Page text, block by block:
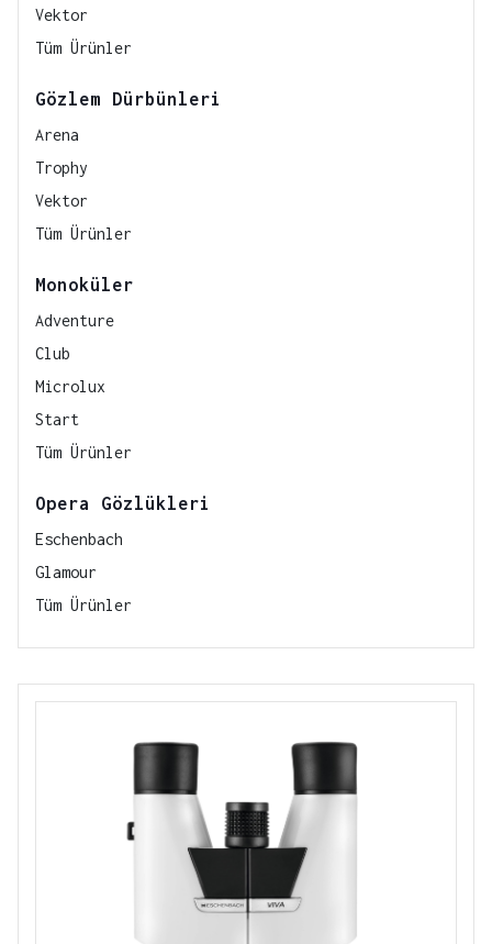
Vektor
Tüm Ürünler
Gözlem Dürbünleri
Arena
Trophy
Vektor
Tüm Ürünler
Monoküler
Adventure
Club
Microlux
Start
Tüm Ürünler
Opera Gözlükleri
Eschenbach
Glamour
Tüm Ürünler